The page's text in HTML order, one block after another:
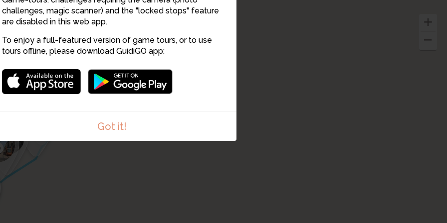
challenges, magic scanner) and the "locked stops" feature
are disabled in this web app.
To enjoy a full-featured version of game tours, or to use
tours offline, please download GuidiGO app:
Got it!
18
17
16
15
14
13
12
11
10
98
7